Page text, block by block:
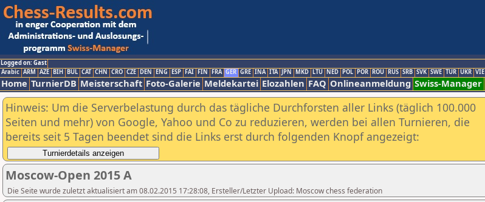
Logged on: Gast
Arabic ARM AZE BIH BUL CAT CHN CRO CZE DEN ENG ESP FAI FIN FRA GER GRE INA ITA JPN MKD LTU NED POL POR ROU RUS SRB SVK SWE TUR UKR VIE
Home TurnierDB Meisterschaft Foto-Galerie Meldekartei Elozahlen FAQ Onlineanmeldung Swiss-Manager
Hinweis: Um die Serverbelastung durch das tägliche Durchforsten aller Links (täglich 100.000
Seiten und mehr) von Google, Yahoo und Co zu reduzieren, werden bei allen Turnieren, die
bereits seit 5 Tagen beendet sind die Links erst durch folgenden Knopf angezeigt:
Moscow-Open 2015 A
Die Seite wurde zuletzt aktualisiert am 08.02.2015 17:28:08, Ersteller/Letzter Upload: Moscow chess federation